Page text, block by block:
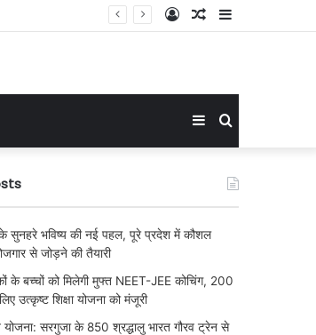
Sidebar
Random
Log
Search
for
Sidebar
सुनहरे भविष्य की नई पहल, पूरे प्रदेश में कौशल
से जोड़ने की तैयारी
के बच्चों को मिलेगी मुफ्त NEET-JEE कोचिंग, 200
लिए उत्कृष्ट शिक्षा योजना को मंजूरी
योजना: सरगुजा के 850 श्रद्धालु भारत गौरव ट्रेन से